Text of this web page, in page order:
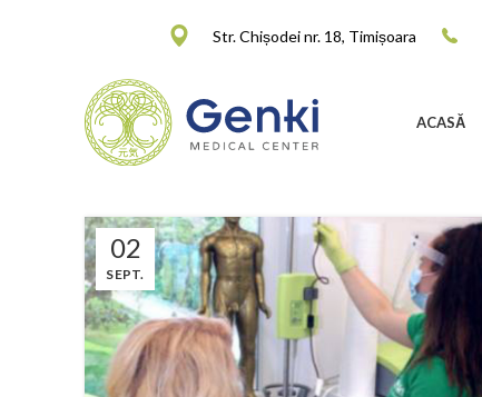
Str. Chișodei nr. 18, Timișoara
ACASĂ
02
SEPT.